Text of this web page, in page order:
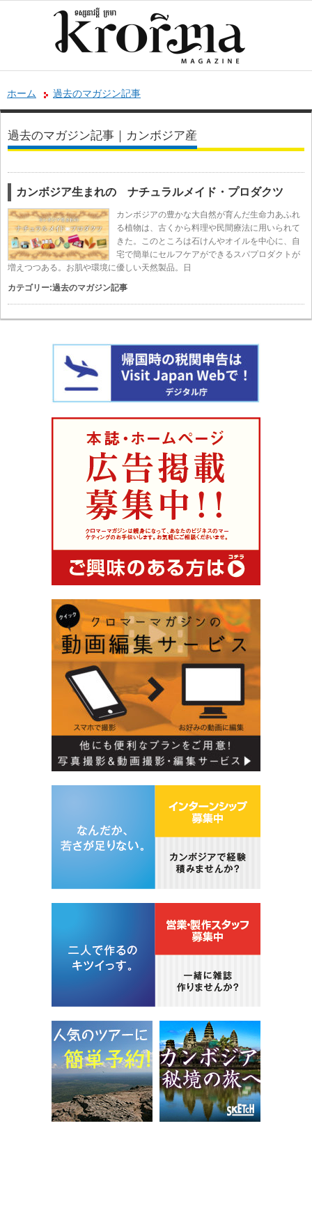
ホーム 過去のマガジン記事
過去のマガジン記事｜カンボジア産
カンボジア生まれの ナチュラルメイド・プロダクツ
カンボジアの豊かな大自然が育んだ生命力あふれ
る植物は、古くから料理や民間療法に用いられて
きた。このところは石けんやオイルを中心に、自
宅で簡単にセルフケアができるスパプロダクトが
増えつつある。お肌や環境に優しい天然製品。日
カテゴリー:過去のマガジン記事